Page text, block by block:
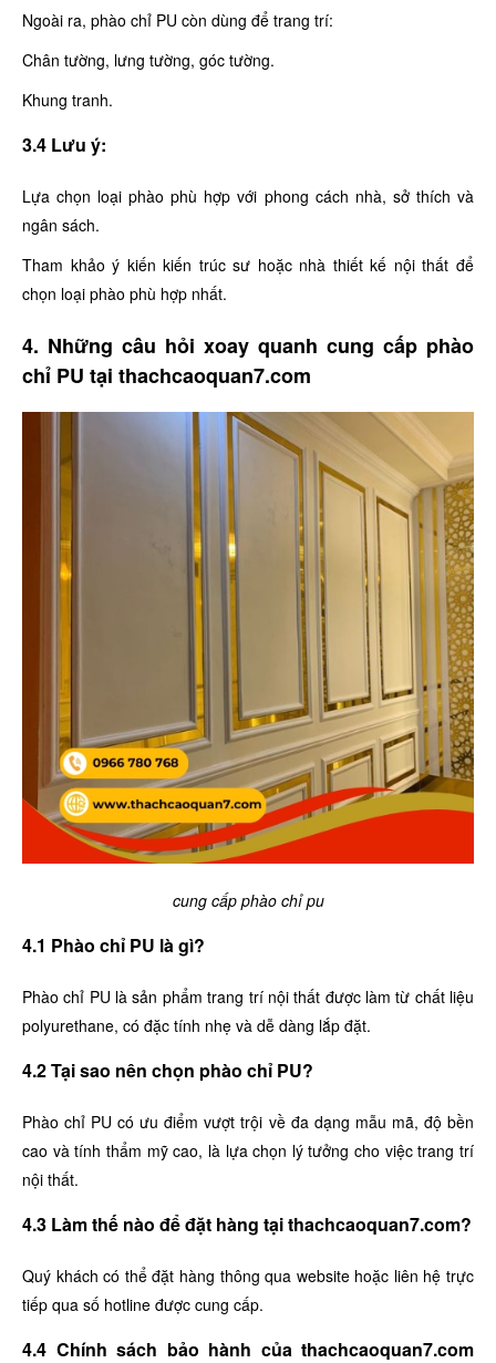
Ngoài ra, phào chỉ PU còn dùng để trang trí:
Chân tường, lưng tường, góc tường.
Khung tranh.
3.4 Lưu ý:
Lựa chọn loại phào phù hợp với phong cách nhà, sở thích và
ngân sách.
Tham khảo ý kiến kiến trúc sư hoặc nhà thiết kế nội thất để
chọn loại phào phù hợp nhất.
4. Những câu hỏi xoay quanh cung cấp phào
chỉ PU tại thachcaoquan7.com
cung cấp phào chỉ pu
4.1 Phào chỉ PU là gì?
Phào chỉ PU là sản phẩm trang trí nội thất được làm từ chất liệu
polyurethane, có đặc tính nhẹ và dễ dàng lắp đặt.
4.2 Tại sao nên chọn phào chỉ PU?
Phào chỉ PU có ưu điểm vượt trội về đa dạng mẫu mã, độ bền
cao và tính thẩm mỹ cao, là lựa chọn lý tưởng cho việc trang trí
nội thất.
4.3 Làm thế nào để đặt hàng tại thachcaoquan7.com?
Quý khách có thể đặt hàng thông qua website hoặc liên hệ trực
tiếp qua số hotline được cung cấp.
4.4 Chính sách bảo hành của thachcaoquan7.com